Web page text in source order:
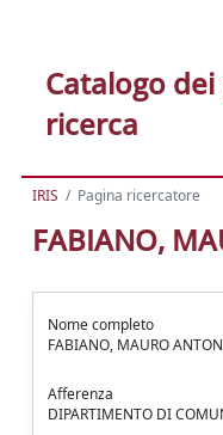
Catalogo
ricerca
IRIS Pagina ricercatore
FABIANO,
Nome completo
FABIANO, MAURO
Afferenza
DIPARTIMENTO DI